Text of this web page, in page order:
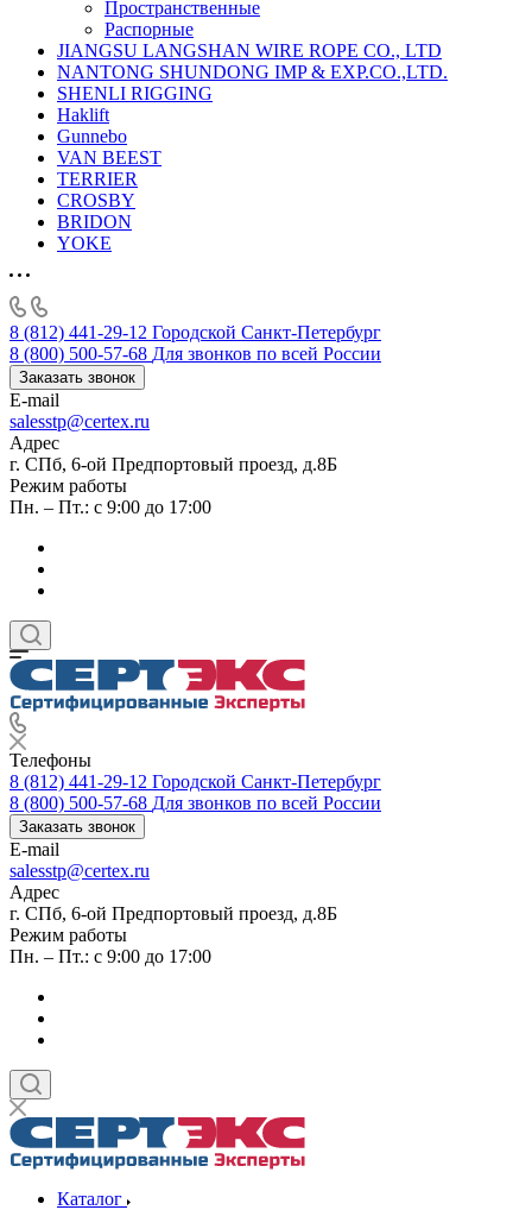
Пространственные
Распорные
JIANGSU LANGSHAN WIRE ROPE CO., LTD
NANTONG SHUNDONG IMP & EXP.CO.,LTD.
SHENLI RIGGING
Haklift
Gunnebo
VAN BEEST
TERRIER
CROSBY
BRIDON
YOKE
8 (812) 441-29-12 Городской Санкт-Петербург
8 (800) 500-57-68 Для звонков по всей России
Заказать звонок
E-mail
salesstp@certex.ru
Адрес
г. СПб, 6-ой Предпортовый проезд, д.8Б
Режим работы
Пн. – Пт.: с 9:00 до 17:00
Телефоны
8 (812) 441-29-12 Городской Санкт-Петербург
8 (800) 500-57-68 Для звонков по всей России
Заказать звонок
E-mail
salesstp@certex.ru
Адрес
г. СПб, 6-ой Предпортовый проезд, д.8Б
Режим работы
Пн. – Пт.: с 9:00 до 17:00
Каталог